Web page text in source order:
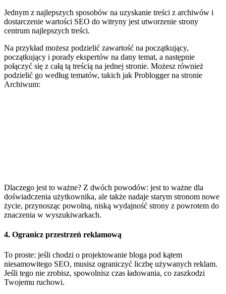
Jednym z najlepszych sposobów na uzyskanie treści z archiwów i
dostarczenie wartości SEO do witryny jest utworzenie strony
centrum najlepszych treści.
Na przykład możesz podzielić zawartość na początkujący,
początkujący i porady ekspertów na dany temat, a następnie
połączyć się z całą tą treścią na jednej stronie. Możesz również
podzielić go według tematów, takich jak Problogger na stronie
Archiwum:
Dlaczego jest to ważne? Z dwóch powodów: jest to ważne dla
doświadczenia użytkownika, ale także nadaje starym stronom nowe
życie, przynosząc powolną, niską wydajność strony z powrotem do
znaczenia w wyszukiwarkach.
4. Ogranicz przestrzeń reklamową
To proste: jeśli chodzi o projektowanie bloga pod kątem
niesamowitego SEO, musisz ograniczyć liczbę używanych reklam.
Jeśli tego nie zrobisz, spowolnisz czas ładowania, co zaszkodzi
Twojemu ruchowi.